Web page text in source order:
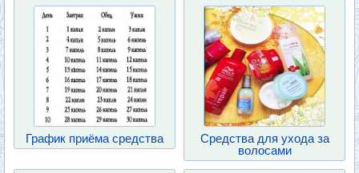
График приёма средства
Средства для ухода за
волосами